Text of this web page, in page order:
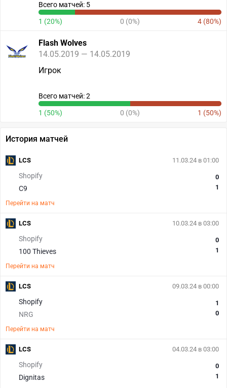
Всего матчей: 5
1 (20%) 0 (0%) 4 (80%)
Flash Wolves
14.05.2019 — 14.05.2019
Игрок
Всего матчей: 2
1 (50%) 0 (0%) 1 (50%)
История матчей
11.03.24 в 01:00
Shopify
C9
0
1
Перейти на матч
LCS
10.03.24 в 03:00
Shopify
100 Thieves
0
1
Перейти на матч
LCS
09.03.24 в 00:00
Shopify
NRG
1
0
Перейти на матч
LCS
04.03.24 в 03:00
Shopify
Dignitas
0
1
LCS